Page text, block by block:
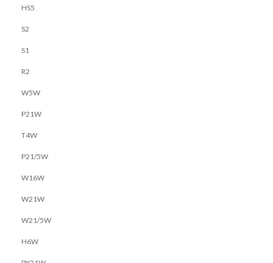
HS5
S2
S1
R2
W5W
P21W
T4W
P21/5W
W16W
W21W
W21/5W
H6W